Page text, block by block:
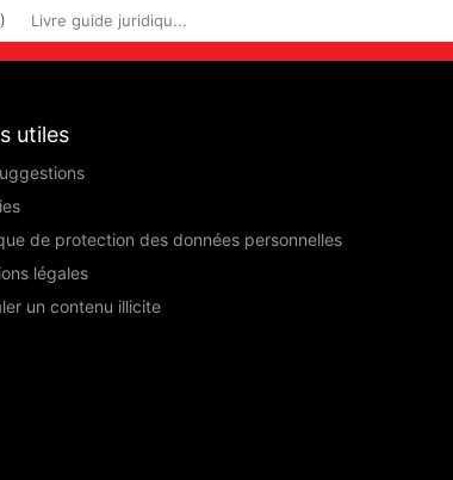
Livre guide juridiqu...
utiles
de protection des données personnelles
légales
un contenu illicite